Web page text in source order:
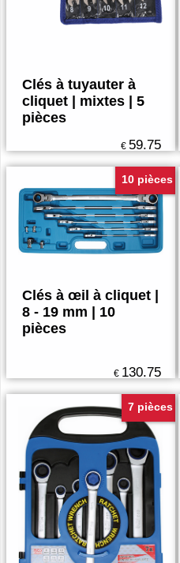
Clés à tuyauter à
cliquet | mixtes | 5
pièces
€ 59.75
10 pièces
Clés à œil à cliquet |
8 - 19 mm | 10
pièces
€ 130.75
7 pièces